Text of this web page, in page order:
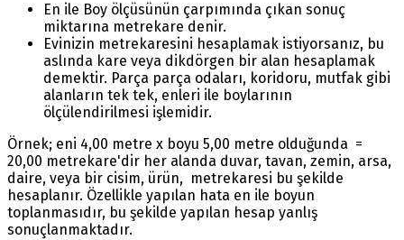
En ile Boy ölçüsünün çarpımında çıkan sonuç
miktarına metrekare denir.
Evinizin metrekaresini hesaplamak istiyorsanız, bu
aslında kare veya dikdörgen bir alan hesaplamak
demektir. Parça parça odaları, koridoru, mutfak gibi
alanların tek tek, enleri ile boylarının
ölçülendirilmesi işlemidir.
Örnek; eni 4,00 metre x boyu 5,00 metre olduğunda =
20,00 metrekare'dir her alanda duvar, tavan, zemin, arsa,
daire, veya bir cisim, ürün, metrekaresi bu şekilde
hesaplanır. Özellikle yapılan hata en ile boyun
toplanmasıdır, bu şekilde yapılan hesap yanlış
sonuçlanmaktadır.